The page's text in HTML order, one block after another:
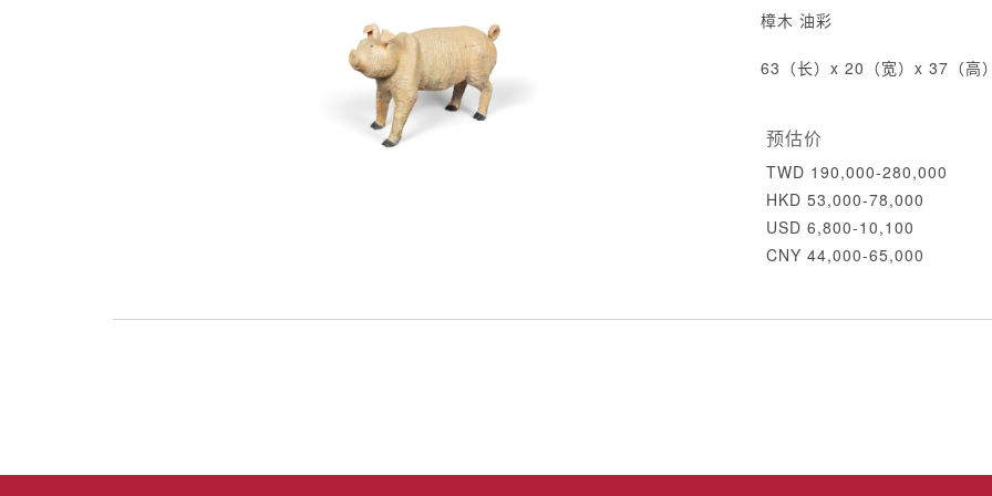
樟木 油彩
63（长）x 20（宽）x 37（高
预估价
TWD 190,000-280,000
HKD 53,000-78,000
USD 6,800-10,100
CNY 44,000-65,000